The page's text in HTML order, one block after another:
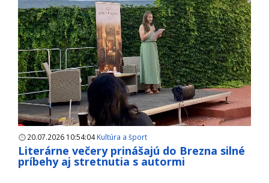
20.07.2026 10:54:04Kultúra a šport
Literárne večery prinášajú do Brezna silné
príbehy aj stretnutia s autormi